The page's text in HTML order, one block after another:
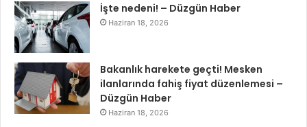
İşte nedeni! – Düzgün Haber
Haziran 18, 2026
Bakanlık harekete geçti! Mesken
ilanlarında fahiş fiyat düzenlemesi –
Düzgün Haber
Haziran 18, 2026